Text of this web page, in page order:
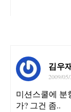
김우
2009/
미션스쿨에
가? 그건 좀..